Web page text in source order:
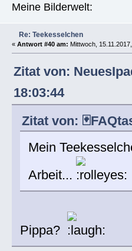
Meine Bilderwelt:
Re: Teekesselchen
«Antwort #40 am: Mittwoch,
Zitat von:
18:03:44
Zitat von:
Mein
Arbeit...
Pippa?